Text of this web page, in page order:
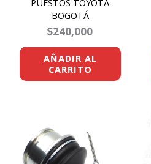
PUESTOS TOYOTA
BOGOTÁ
$240,000
AÑADIR AL
CARRITO